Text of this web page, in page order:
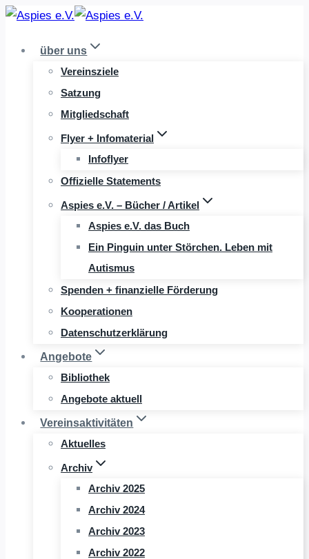
Zum
springenüber uns
Vereinsziele
Satzung
Mitgliedschaft
Flyer + Infomaterial
Infoflyer
Offizielle Statements
Aspies e.V. – Bücher / Artikel
Aspies e.V. das Buch
Ein Pinguin unter Störchen. Leben mit
Autismus
Spenden + finanzielle Förderung
Kooperationen
Datenschutzerklärung
Angebote
Bibliothek
Angebote aktuell
Vereinsaktivitäten
Aktuelles
Archiv
Archiv 2025
Archiv 2024
Archiv 2023
Archiv 2022